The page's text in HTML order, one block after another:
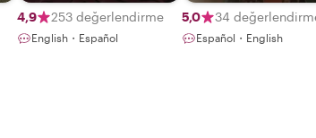
4,9 253 değerlendirme
English・Español
5,0 34
Español・English